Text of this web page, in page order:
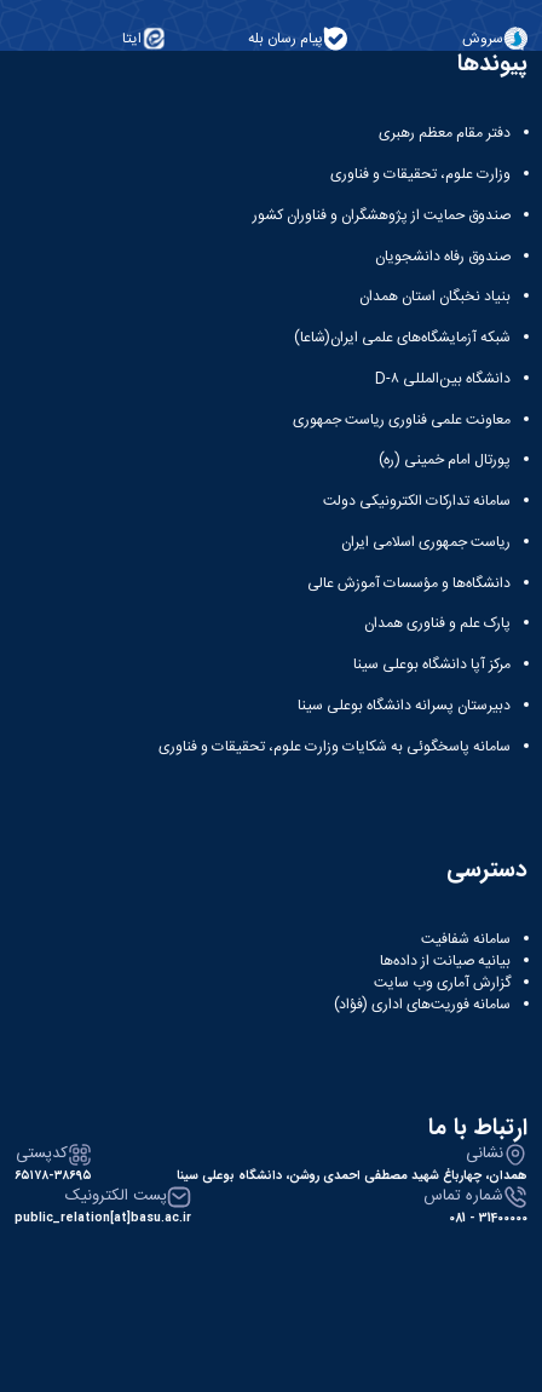
سروش پیام رسان بله ایتا
پیوندها
دفتر مقام معظم رهبری
وزارت علوم، تحقیقات و فناوری
صندوق حمایت از پژوهشگران و فناوران کشور
صندوق رفاه دانشجویان
بنیاد نخبگان استان همدان
شبکه آزمایشگاه‌های علمی ایران(شاعا)
دانشگاه بین‌المللی D-۸
معاونت علمی فناوری ریاست جمهوری
پورتال امام خمینی (ره)
سامانه تدارکات الکترونیکی دولت
ریاست جمهوری اسلامی ایران
دانشگاه‌ها و مؤسسات آموزش عالی
پارک علم و فناوری همدان
مرکز آپا دانشگاه بوعلی سینا
دبیرستان پسرانه دانشگاه بوعلی سینا
سامانه پاسخگوئی به شکایات وزارت علوم، تحقیقات و فناوری
دسترسی
سامانه شفافیت
بیانیه صیانت از داده‌ها
گزارش آماری وب‌ سایت
سامانه فوریت‌های اداری (فؤاد)
ارتباط با ما
نشانی
همدان، چهارباغ شهید مصطفی احمدی روشن، دانشگاه بوعلی سینا
کدپستی
۶۵۱۷۸-۳۸۶۹۵
شماره تماس
31400000 - 081
پست الکترونیک
public_relation[at]basu.ac.ir